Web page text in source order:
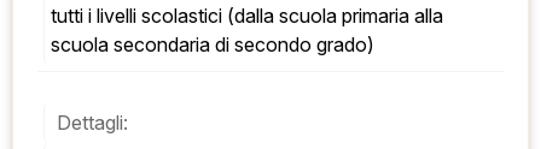
tutti i livelli scolastici (dalla scuola primaria alla
scuola secondaria di secondo grado)
Dettagli: